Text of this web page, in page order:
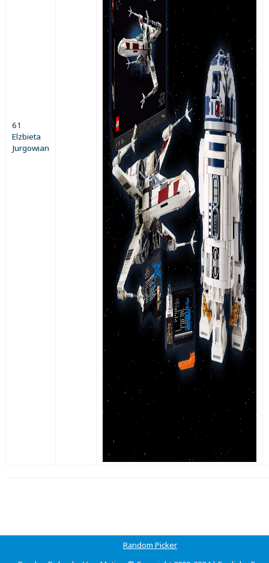
61
Elzbieta
Jurgowian
Random Picker